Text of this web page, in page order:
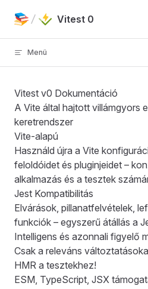
Skip to contentVitest 0
Menü
Vitest v0 Dokumentáció
A Vite által hajtott villámgyors
keretrendszer
Vite-alapú
Használd újra a Vite
feloldóidet és pluginjeidet –
alkalmazás és a tesztek
Jest Kompatibilitás
Elvárások, pillanatfelvételek,
funkciók – egyszerű átállás a
Intelligens és azonnali figyelő
Csak a releváns
HMR a tesztekhez!
ESM, TypeScript, JSX